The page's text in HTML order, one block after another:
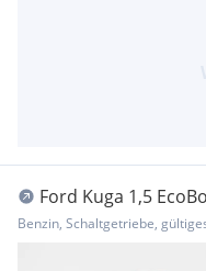
Ford Kuga 1,5
Benzin, Schaltgetriebe,